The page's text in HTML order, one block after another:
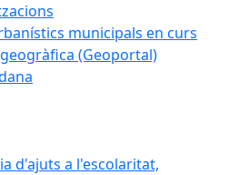
municipals en curs
(Geoportal)
d'ajuts a l'escolaritat,